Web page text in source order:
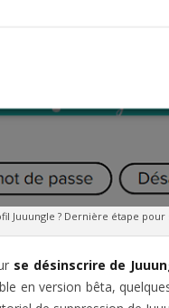
Juuungle ? Dernière étape
se désinscrire de
en version bêta,